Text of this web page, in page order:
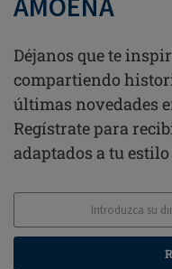
Déjanos que te
compartiendo
últimas novedades
Regístrate para
adaptados a tu